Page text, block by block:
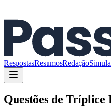
RespostasResumosRedação
Questões de Tríplice